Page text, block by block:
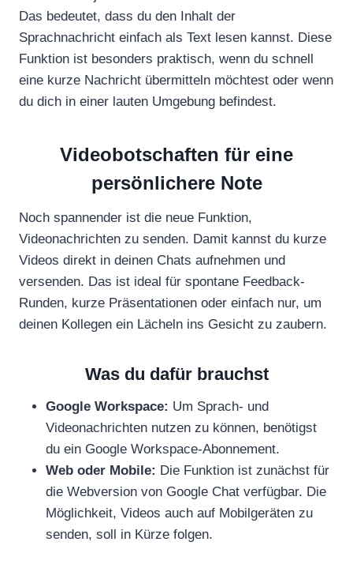
Das bedeutet, dass du den Inhalt der
Sprachnachricht einfach als Text lesen kannst. Diese
Funktion ist besonders praktisch, wenn du schnell
eine kurze Nachricht übermitteln möchtest oder wenn
du dich in einer lauten Umgebung befindest.
Videobotschaften für eine
persönlichere Note
Noch spannender ist die neue Funktion,
Videonachrichten zu senden. Damit kannst du kurze
Videos direkt in deinen Chats aufnehmen und
versenden. Das ist ideal für spontane Feedback-
Runden, kurze Präsentationen oder einfach nur, um
deinen Kollegen ein Lächeln ins Gesicht zu zaubern.
Was du dafür brauchst
Google Workspace: Um Sprach- und
Videonachrichten nutzen zu können, benötigst
du ein Google Workspace-Abonnement.
Web oder Mobile: Die Funktion ist zunächst für
die Webversion von Google Chat verfügbar. Die
Möglichkeit, Videos auch auf Mobilgeräten zu
senden, soll in Kürze folgen.